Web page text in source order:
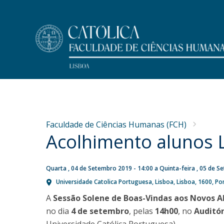
Porquê escolher uma Licenciatura na FCH?
Vida no Campus
Alojamento
Admissões
Bolsas de Mérito
MYFCH Licenciaturas
Investigação
Publicações
Teses de Doutoramento
Centros de Estudos
Centro de Estudos de Comunicação e Cultura
Concurso de recrutamento
na área de Psicologia da
Educação
Sex, 31 Jul 2026 - 11:37
Direção da FCH
Missão
Regulamentos e Normas
Provas Públicas
Faculdade de Ciências Humanas (FCH)
Acolhimento alunos
Quarta , 04 de Setembro 2019 - 14:00 aQuinta-feira , 05 de
Universidade Catolica Portuguesa Lisboa Lisboa 1600
A Sessão Solene de Boas-Vindas aos Novos
no dia 4 de setembro, pelas 14h00, no